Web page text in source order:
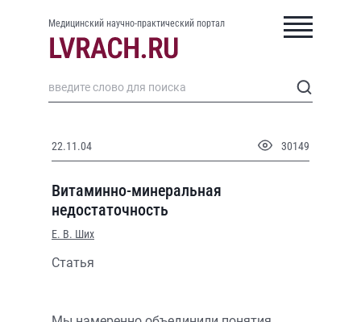
Медицинский научно-практический портал
22.11.04 30149
Витаминно-минеральная
недостаточность
Е. В. Ших
Статья